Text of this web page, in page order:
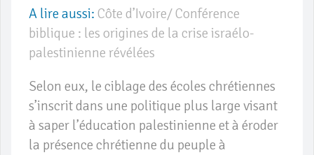
A lire aussi: Côte d’Ivoire/ Conférence
biblique : les origines de la crise israélo-
palestinienne révélées
Selon eux, le ciblage des écoles chrétiennes
s’inscrit dans une politique plus large visant
à saper l’éducation palestinienne et à éroder
la présence chrétienne du peuple à